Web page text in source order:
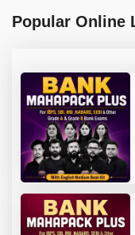
Popular Online